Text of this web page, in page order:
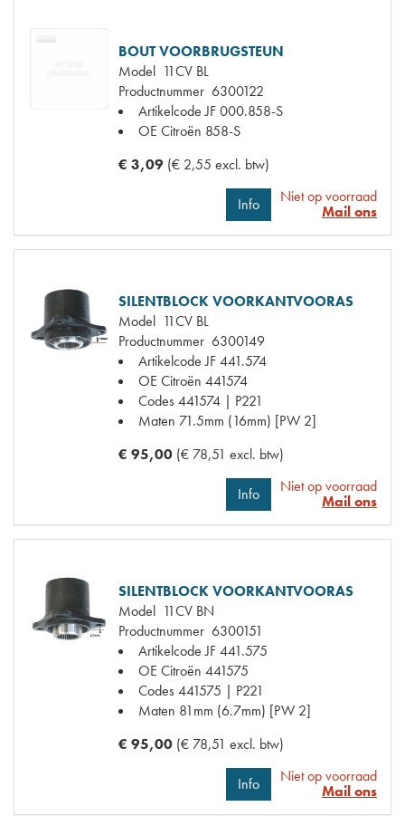
BOUT VOORBRUGSTEUN
Model 11CV BL
Productnummer 6300122
Artikelcode JF000.858-S
OE Citroën 858-S
€ 3,09 (€ 2,55 excl. btw)
Info
Niet op voorraad
Mail ons
SILENTBLOCK VOORKANTVOORAS
Model 11CV BL
Productnummer 6300149
Artikelcode JF441.574
OE Citroën 441574
Codes441574 | P221
Maten 71.5mm (16mm) [PW 2]
€ 95,00 (€ 78,51 excl. btw)
Info
Niet op voorraad
Mail ons
SILENTBLOCK VOORKANTVOORAS
Model 11CV BN
Productnummer 6300151
Artikelcode JF441.575
OE Citroën 441575
Codes441575 | P221
Maten 81mm (6.7mm) [PW 2]
€ 95,00 (€ 78,51 excl. btw)
Info
Niet op voorraad
Mail ons